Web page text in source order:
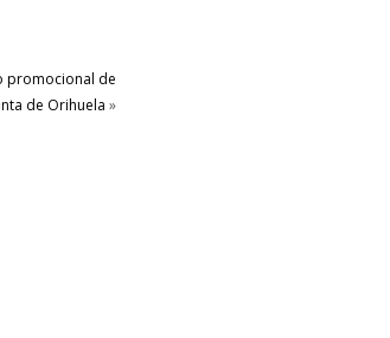
promocional de
de Orihuela »